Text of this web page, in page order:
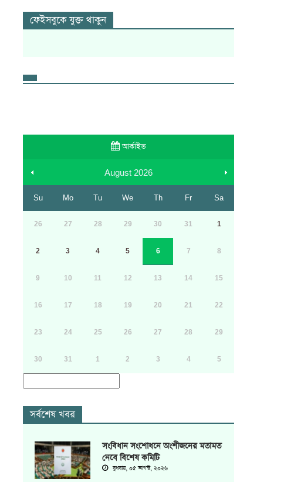
ফেইসবুকে যুক্ত থাকুন
আর্কাইভ
August 2026
Su Mo Tu We Th Fr Sa
26 27 28 29 30 31 1
2 3 4 5 6 7 8
9 10 11 12 13 14 15
16 17 18 19 20 21 22
23 24 25 26 27 28 29
30 31 1 2 3 4 5
সর্বশেষ খবর
সংবিধান সংশোধনে অংশীজনের মতামত
নেবে বিশেষ কমিটি
বুধবার, ০৫ আগস্ট, ২০২৬